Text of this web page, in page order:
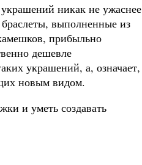
никак не ужаснее
выполненные из
прибыльно
дешевле
украшений, а, означает,
новым видом.
и уметь создавать